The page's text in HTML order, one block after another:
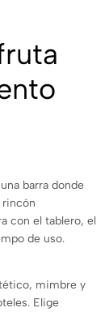
barra donde
rincón
con el tablero, el
de uso.
mimbre y
Elige